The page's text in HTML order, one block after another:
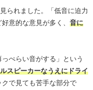
られました。「低音に迫力
意的な意見が多く、 音に
ぺらい音がする」という
スピーカーなうえにドライ
クで見ても苦手な部分で